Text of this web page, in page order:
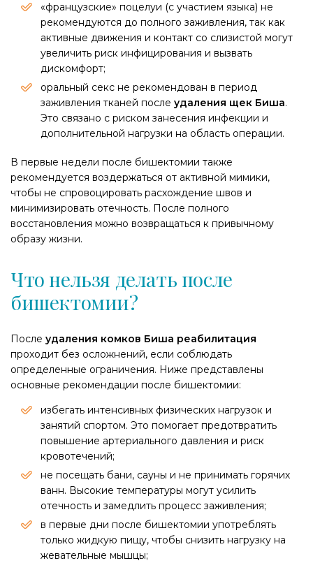
«французские» поцелуи (с участием языка) не
рекомендуются до полного заживления, так как
активные движения и контакт со слизистой могут
увеличить риск инфицирования и вызвать
дискомфорт;
оральный секс не рекомендован в период
заживления тканей после удаления щек Биша.
Это связано с риском занесения инфекции и
дополнительной нагрузки на область операции.​
В первые недели после бишектомии также
рекомендуется воздержаться от активной мимики,
чтобы не спровоцировать расхождение швов и
минимизировать отечность. После полного
восстановления можно возвращаться к привычному
образу жизни.
Что нельзя делать после
бишектомии?
​После удаления комков Биша реабилитация
проходит без осложнений, если соблюдать
определенные ограничения. Ниже представлены
основные рекомендации после бишектомии:
избегать интенсивных физических нагрузок и
занятий спортом. Это помогает предотвратить
повышение артериального давления и риск
кровотечений;
не посещать бани, сауны и не принимать горячих
ванн. Высокие температуры могут усилить
отечность и замедлить процесс заживления; ​
в первые дни после бишектомии употреблять
только жидкую пищу, чтобы снизить нагрузку на
жевательные мышцы;